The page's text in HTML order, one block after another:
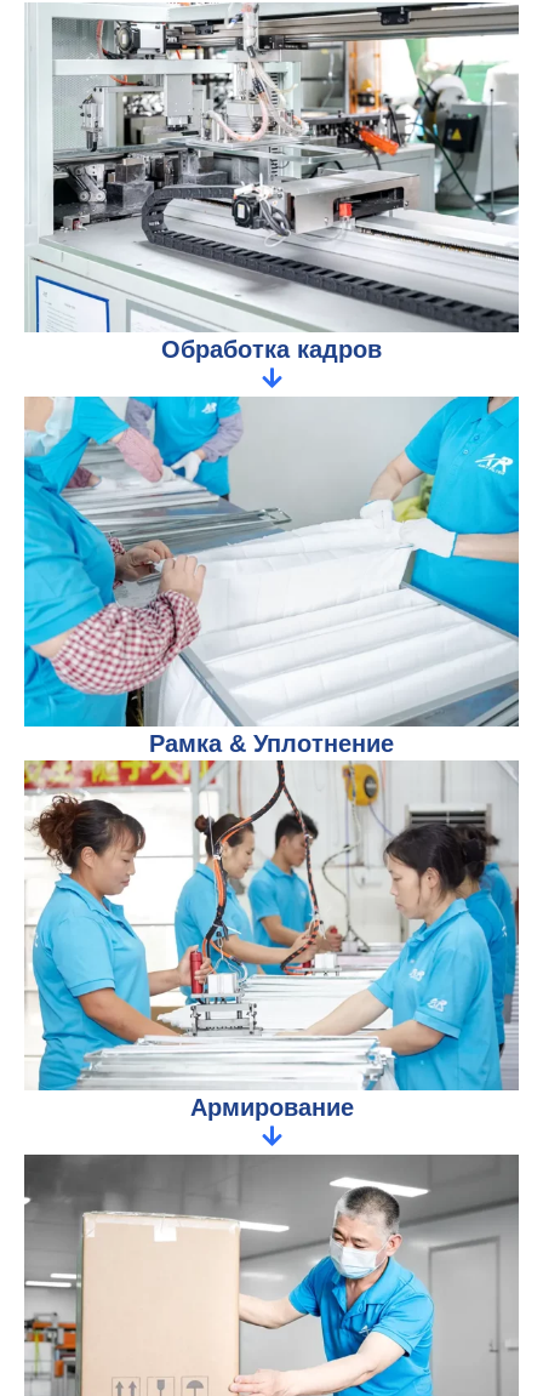
Обработка кадров
Рамка & Уплотнение
Армирование